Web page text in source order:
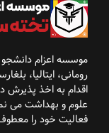
موسسه اعزام
رومانی، ایتالیا،
اقدام به اخذ پذیرش
علوم و بهداشت می
فعالیت خود را